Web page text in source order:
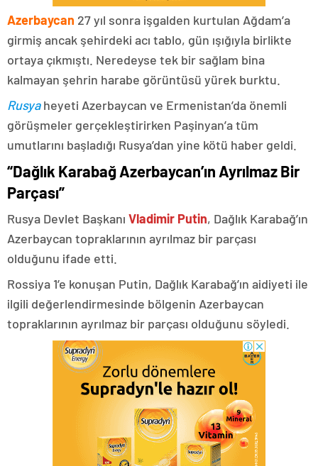
Azerbaycan 27 yıl sonra işgalden kurtulan Ağdam’a
girmiş ancak şehirdeki acı tablo, gün ışığıyla birlikte
ortaya çıkmıştı. Neredeyse tek bir sağlam bina
kalmayan şehrin harabe görüntüsü yürek burktu.
Rusyaheyeti Azerbaycan ve Ermenistan’da önemli
görüşmeler gerçekleştirirken Paşinyan’a tüm
umutlarını başladığı Rusya’dan yine kötü haber geldi.
“Dağlık Karabağ Azerbaycan’ın Ayrılmaz Bir
Parçası”
Rusya Devlet Başkanı Vladimir Putin, Dağlık Karabağ’ın
Azerbaycan topraklarının ayrılmaz bir parçası
olduğunu ifade etti.
Rossiya 1’e konuşan Putin, Dağlık Karabağ’ın aidiyeti ile
ilgili değerlendirmesinde bölgenin Azerbaycan
topraklarının ayrılmaz bir parçası olduğunu söyledi.